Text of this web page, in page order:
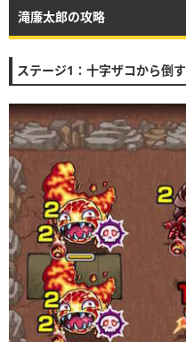
滝廉太郎の攻略
ステージ1：十字ザコから倒す